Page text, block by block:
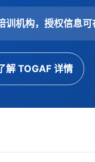
机构，授权信息
解 TOGAF 详情